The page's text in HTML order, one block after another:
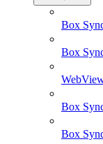
Box
Box
Box
Box